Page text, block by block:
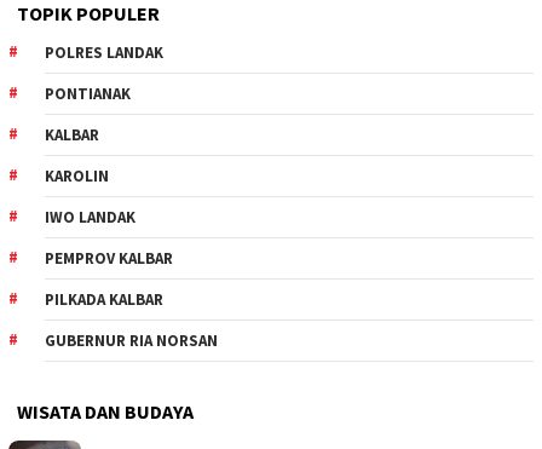
TOPIK POPULER
POLRES LANDAK
PONTIANAK
KALBAR
KAROLIN
IWO LANDAK
PEMPROV KALBAR
PILKADA KALBAR
GUBERNUR RIA NORSAN
WISATA DAN BUDAYA